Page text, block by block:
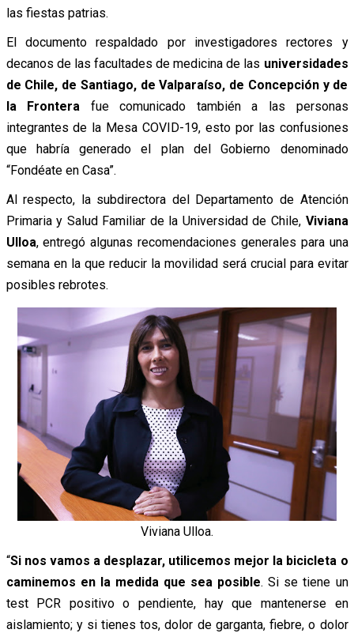
las fiestas patrias.
El documento respaldado por investigadores rectores y
decanos de las facultades de medicina de las universidades
de Chile, de Santiago, de Valparaíso, de Concepción y de
la Frontera fue comunicado también a las personas
integrantes de la Mesa COVID-19, esto por las confusiones
que habría generado el plan del Gobierno denominado
“Fondéate en Casa”.
Al respecto, la subdirectora del Departamento de Atención
Primaria y Salud Familiar de la Universidad de Chile, Viviana
Ulloa, entregó algunas recomendaciones generales para una
semana en la que reducir la movilidad será crucial para evitar
posibles rebrotes.
Viviana Ulloa.
“Si nos vamos a desplazar, utilicemos mejor la bicicleta o
caminemos en la medida que sea posible. Si se tiene un
test PCR positivo o pendiente, hay que mantenerse en
aislamiento; y si tienes tos, dolor de garganta, fiebre, o dolor